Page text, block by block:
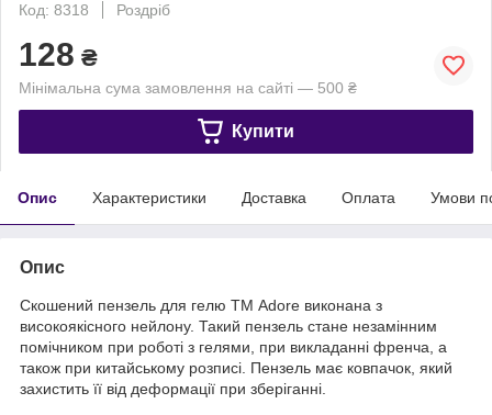
Код: 8318
Роздріб
128 ₴
Мінімальна сума замовлення на сайті — 500 ₴
Купити
Опис Характеристики Доставка Оплата Умови
Опис
Скошений пензель для гелю ТМ Adore виконана з
високоякісного нейлону. Такий пензель стане незамінним
помічником при роботі з гелями, при викладанні френча, а
також при китайському розписі. Пензель має ковпачок, який
захистить її від деформації при зберіганні.